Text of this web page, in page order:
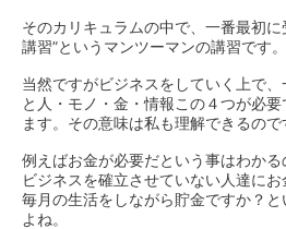
そのカリキュラムの中で、一番最初に
講習”というマンツーマンの講習です。
当然ですがビジネスをしていく上で、
と人・モノ・金・情報この４つが必
ます。その意味は私も理解できるので
例えばお金が必要だという事はわか
ビジネスを確立させていない人達にお
毎月の生活をしながら貯金ですか？
よね。